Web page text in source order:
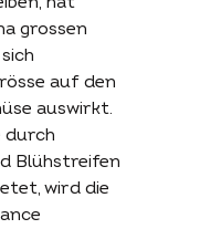
Aktiv werden
permakultur-
konkret
grossen
auf den
auswirkt.
durch
Blühstreifen
wird die